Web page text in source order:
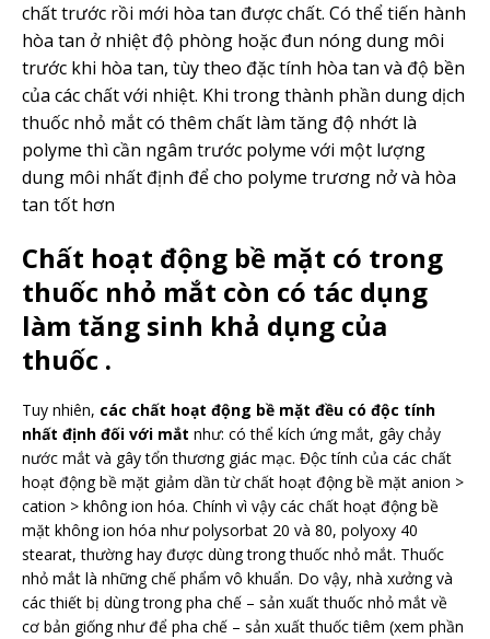
chất trước rồi mới hòa tan được chất. Có thể tiến hành
hòa tan ở nhiệt độ phòng hoặc đun nóng dung môi
trước khi hòa tan, tùy theo đặc tính hòa tan và độ bền
của các chất với nhiệt. Khi trong thành phần dung dịch
thuốc nhỏ mắt có thêm chất làm tăng độ nhớt là
polyme thì cần ngâm trước polyme với một lượng
dung môi nhất định để cho polyme trương nở và hòa
tan tốt hơn
Chất hoạt động bề mặt có trong
thuốc nhỏ mắt còn có tác dụng
làm tăng sinh khả dụng của
thuốc .
Tuy nhiên, các chất hoạt động bề mặt đều có độc tính
nhất định đối với mắt như: có thể kích ứng mắt, gây chảy
nước mắt và gây tổn thương giác mạc. Độc tính của các chất
hoạt động bề mặt giảm dần từ chất hoạt động bề mặt anion >
cation > không ion hóa. Chính vì vậy các chất hoạt động bề
mặt không ion hóa như polysorbat 20 và 80, polyoxy 40
stearat, thường hay được dùng trong thuốc nhỏ mắt. Thuốc
nhỏ mắt là những chế phẩm vô khuẩn. Do vậy, nhà xưởng và
các thiết bị dùng trong pha chế – sản xuất thuốc nhỏ mắt về
cơ bản giống như để pha chế – sản xuất thuốc tiêm (xem phần